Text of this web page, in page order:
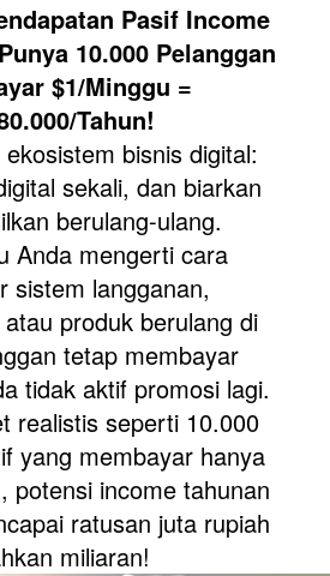
Pasif Income
10.000 Pelanggan
$1/Minggu =
Tahun!
bisnis digital:
sekali, dan biarkan
berulang-ulang.
Anda mengerti cara
sistem langganan,
produk berulang di
tetap membayar
tidak aktif promosi lagi.
realistis seperti 10.000
yang membayar hanya
potensi income tahunan
ratusan juta rupiah
miliaran!